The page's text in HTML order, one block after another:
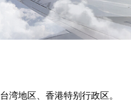
湾地区、香港特别行政区。